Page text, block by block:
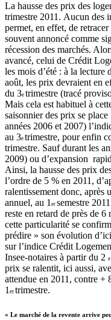
La hausse des prix des
trimestre 2011. Aucun des
permet, en effet, de
souvent annoncé comme
récession des marchés.
avancé, celui de Crédit
les mois d’été : à la lecture
août, les prix devraient en
du 3e trimestre (tracé
Mais cela est habituel à
saisonnier des prix se
années 2006 et 2007)
au 3e trimestre, pour enfin
trimestre. Sauf durant les
2009) ou d’expansion
Ainsi, la hausse des prix
l’ordre de 5 % en 2011,
ralentissement donc, après
annuel, au 1 er semestre
reste en retard de près de
cette particularité se
prédire » son évolution
sur l’indice Crédit
Insee-notaires à partir du 2 e
prix se ralentit, ici aussi,
attendue en 2011, contre +
1 er trimestre.
« Le marché de la revente arrive